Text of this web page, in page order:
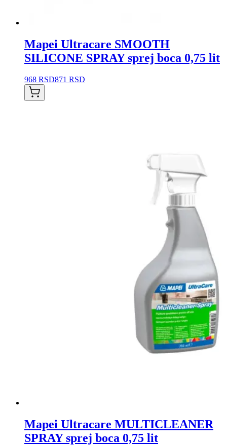
Mapei Ultracare SMOOTH
SILICONE SPRAY sprej boca 0,75 lit
968 RSD871 RSD
Mapei Ultracare MULTICLEANER
SPRAY sprej boca 0,75 lit